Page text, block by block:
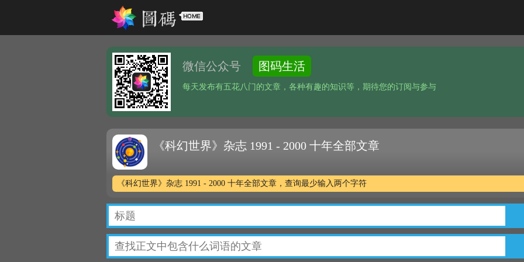
微信公众号 图码生活
每天发布有五花八门的文章，各种有趣的知识等，期待您的订阅与参与
《科幻世界》杂志 1991 - 2000 十年全部文章
《科幻世界》杂志 1991 - 2000 十年全部文章，查询最少输入两个字符